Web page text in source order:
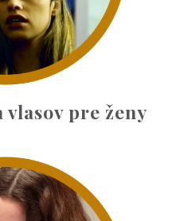
Henrieta
pre
na klinike